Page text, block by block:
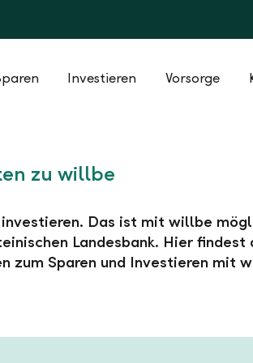
Investieren Vorsorge
zu willbe
Das ist mit willbe
Landesbank. Hier findest
zum Sparen und Investieren mit